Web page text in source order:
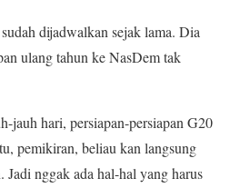
dijadwalkan sejak lama. Dia
ulang tahun ke NasDem tak
jauh hari, persiapan-persiapan G20
pemikiran, beliau kan langsung
Jadi nggak ada hal-hal yang harus